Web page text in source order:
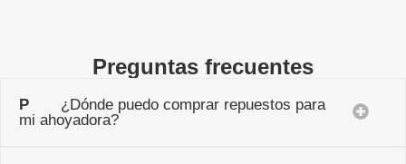
Preguntas frecuentes
P ¿Dónde puedo comprar repuestos para
mi ahoyadora?